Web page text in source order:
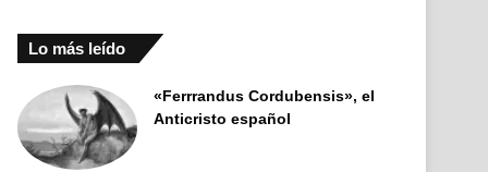
Lo más leído
«Ferrrandus Cordubensis», el
Anticristo español